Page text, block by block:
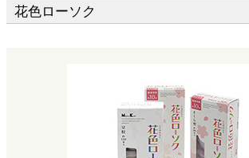
花色ローソク